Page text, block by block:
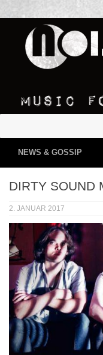
NEWS & GOSSIP
DIRTY SOUND
2. JANUAR 2017